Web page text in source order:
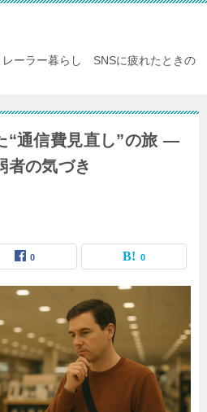
レーラー暮らし SNSに疲れたときの
“通信費見直し”の旅 —
者の気づき
0 0